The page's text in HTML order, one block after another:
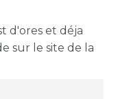
d'ores et déja
sur le site de la